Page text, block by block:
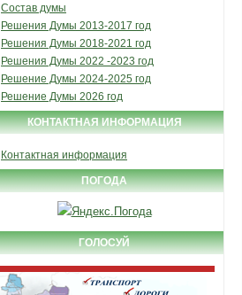
Состав думы
Решения Думы 2013-2017 год
Решения Думы 2018-2021 год
Решения Думы 2022 -2023 год
Решение Думы 2024-2025 год
Решение Думы 2026 год
КОНТАКТНАЯ ИНФОРМАЦИЯ
Контактная информация
ПОГОДА
ГОЛОСУЙ